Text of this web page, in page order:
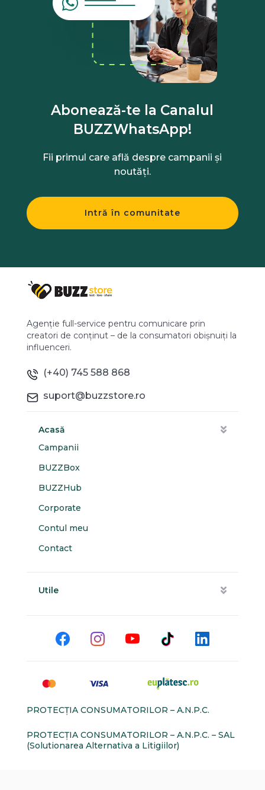
Abonează-te la Canalul
BUZZWhatsApp!
Fii primul care află despre campanii și
noutăți.
Intră în comunitate
Agenție full-service pentru comunicare prin
creatori de conținut – de la consumatori obișnuiți la
influenceri.
(+40) 745 588 868
suport@buzzstore.ro
Acasă
Campanii
BUZZBox
BUZZHub
Corporate
Contul meu
Contact
Utile
PROTECŢIA CONSUMATORILOR – A.N.P.C.
PROTECŢIA CONSUMATORILOR – A.N.P.C. – SAL
(Solutionarea Alternativa a Litigiilor)